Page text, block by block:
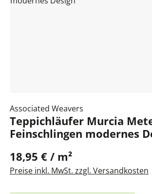
Associated Weavers
Teppichläufer Murcia
Feinschlingen modernes
18,95 € / m²
Preise inkl. MwSt. zzgl. Versandkosten